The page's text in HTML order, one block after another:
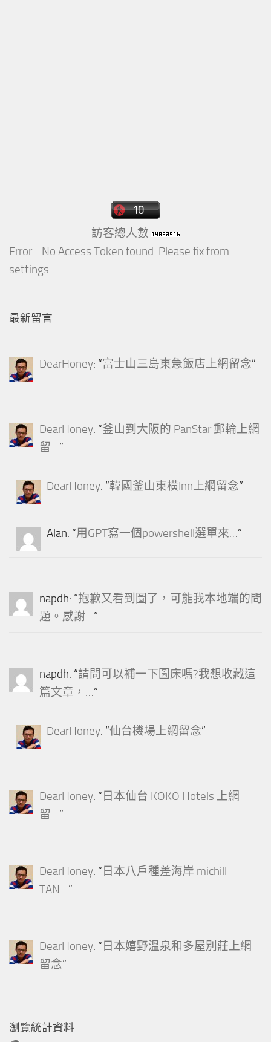
訪客總人數
Error - No Access Token found. Please fix from
settings.
最新留言
DearHoney: “富士山三島東急飯店上網留念”
DearHoney: “釜山到大阪的 PanStar 郵輪上網
留…”
DearHoney: “韓國釜山東橫Inn上網留念”
Alan: “用GPT寫一個powershell選單來…”
napdh: “抱歉又看到圖了，可能我本地端的問
題。感謝…”
napdh: “請問可以補一下圖床嗎?我想收藏這
篇文章，…”
DearHoney: “仙台機場上網留念”
DearHoney: “ 日本仙台 KOKO Hotels 上網
留…”
DearHoney: “ 日本八戶種差海岸 michill
TAN…”
DearHoney: “ 日本嬉野溫泉和多屋別莊上網
留念”
瀏覽統計資料